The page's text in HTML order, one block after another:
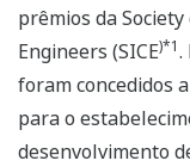
prêmios da
Engineers (SICE)*1.
foram concedidos
para o
desenvolvimento